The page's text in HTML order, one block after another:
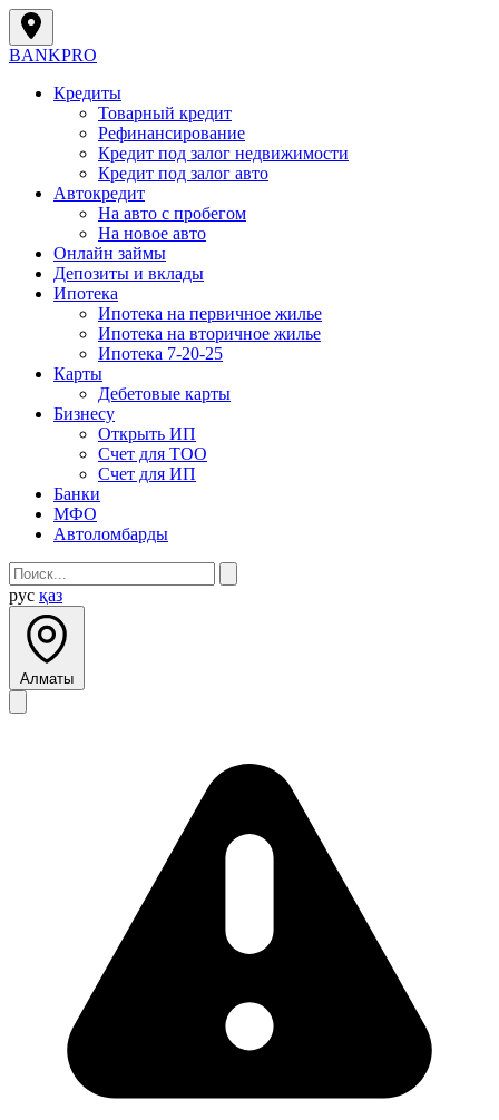
BANKPRO
Кредиты
Товарный кредит
Рефинансирование
Кредит под залог недвижимости
Кредит под залог авто
Автокредит
На авто с пробегом
На новое авто
Онлайн займы
Депозиты и вклады
Ипотека
Ипотека на первичное жилье
Ипотека на вторичное жилье
Ипотека 7-20-25
Карты
Дебетовые карты
Бизнесу
Открыть ИП
Cчет для ТОО
Счет для ИП
Банки
МФО
Автоломбарды
рус қаз
Алматы